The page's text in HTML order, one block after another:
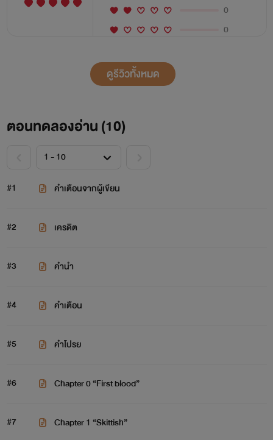
0
0
ดูรีวิวทั้งหมด
ตอนทดลองอ่าน (10)
#1 คำเตือนจากผู้เขียน
#2 เครดิต
#3 คำนำ
#4 คำเตือน
#5 คำโปรย
#6 Chapter 0 “First blood”
#7 Chapter 1 “Skittish”